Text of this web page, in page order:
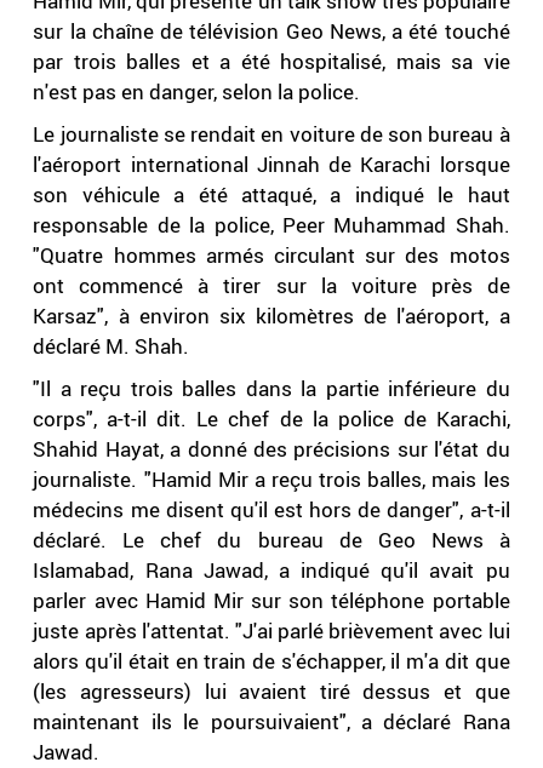
sur la chaîne de télévision Geo News, a été touché
par trois balles et a été hospitalisé, mais sa vie
n'est pas en danger, selon la police.
Le journaliste se rendait en voiture de son bureau à
l'aéroport international Jinnah de Karachi lorsque
son véhicule a été attaqué, a indiqué le haut
responsable de la police, Peer Muhammad Shah.
"Quatre hommes armés circulant sur des motos
ont commencé à tirer sur la voiture près de
Karsaz", à environ six kilomètres de l'aéroport, a
déclaré M. Shah.
"Il a reçu trois balles dans la partie inférieure du
corps", a-t-il dit. Le chef de la police de Karachi,
Shahid Hayat, a donné des précisions sur l'état du
journaliste. "Hamid Mir a reçu trois balles, mais les
médecins me disent qu'il est hors de danger", a-t-il
déclaré. Le chef du bureau de Geo News à
Islamabad, Rana Jawad, a indiqué qu'il avait pu
parler avec Hamid Mir sur son téléphone portable
juste après l'attentat. "J'ai parlé brièvement avec lui
alors qu'il était en train de s'échapper, il m'a dit que
(les agresseurs) lui avaient tiré dessus et que
maintenant ils le poursuivaient", a déclaré Rana
Jawad.